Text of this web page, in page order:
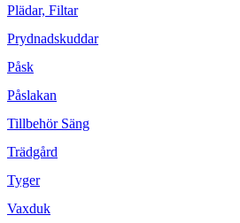
Plädar, Filtar
Prydnadskuddar
Påsk
Påslakan
Tillbehör Säng
Trädgård
Tyger
Vaxduk